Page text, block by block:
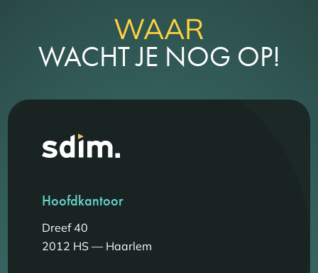
WAAR
WACHT JE NOG OP!
Hoofdkantoor
Dreef 40
2012 HS — Haarlem